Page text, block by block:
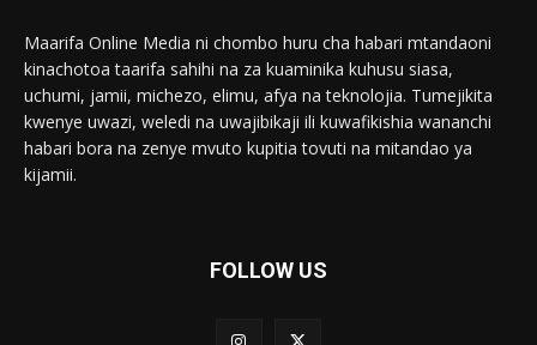
Maarifa Online Media ni chombo huru cha habari mtandaoni
kinachotoa taarifa sahihi na za kuaminika kuhusu siasa,
uchumi, jamii, michezo, elimu, afya na teknolojia. Tumejikita
kwenye uwazi, weledi na uwajibikaji ili kuwafikishia wananchi
habari bora na zenye mvuto kupitia tovuti na mitandao ya
kijamii.
FOLLOW US